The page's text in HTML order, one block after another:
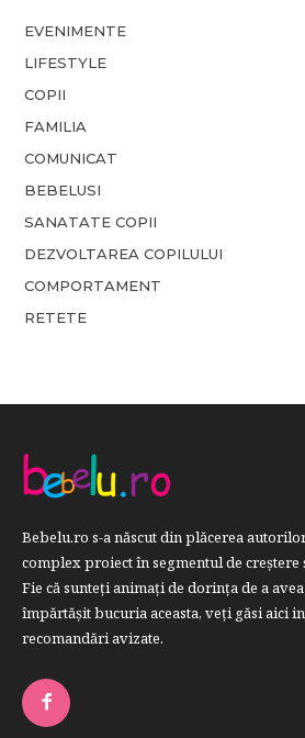
EVENIMENTE
LIFESTYLE
COPII
FAMILIA
COMUNICAT
BEBELUSI
SANATATE COPII
DEZVOLTAREA COPILULUI
COMPORTAMENT
RETETE
Bebelu.ro s-a născut din plăcerea
complex proiect în segmentul de
Fie că sunteţi animaţi de dorinţa de a
împărtăşit bucuria aceasta, veți găsi aici
recomandări avizate.